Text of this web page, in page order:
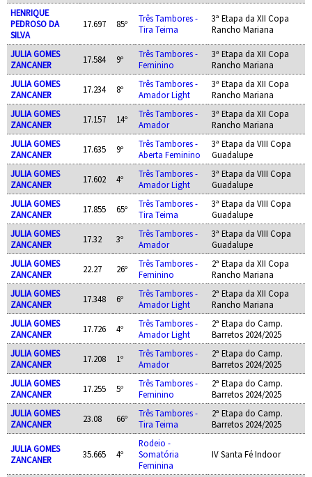
HENRIQUE
PEDROSO DA
SILVA
17.697 85º
Três Tambores -
Tira Teima
3ª Etapa da XII Copa
Rancho Mariana
JULIA GOMES
ZANCANER
17.584 9º
Três Tambores -
Feminino
3ª Etapa da XII Copa
Rancho Mariana
JULIA GOMES
ZANCANER
17.234 8º
Três Tambores -
Amador Light
3ª Etapa da XII Copa
Rancho Mariana
JULIA GOMES
ZANCANER
17.157 14º
Três Tambores -
Amador
3ª Etapa da XII Copa
Rancho Mariana
JULIA GOMES
ZANCANER
17.635 9º
Três Tambores -
Aberta Feminino
3ª Etapa da VIII Copa
Guadalupe
JULIA GOMES
ZANCANER
17.602 4º
Três Tambores -
Amador Light
3ª Etapa da VIII Copa
Guadalupe
JULIA GOMES
ZANCANER
17.855 65º
Três Tambores -
Tira Teima
3ª Etapa da VIII Copa
Guadalupe
JULIA GOMES
ZANCANER
17.32 3º
Três Tambores -
Amador
3ª Etapa da VIII Copa
Guadalupe
JULIA GOMES
ZANCANER
22.27 26º
Três Tambores -
Feminino
2ª Etapa da XII Copa
Rancho Mariana
JULIA GOMES
ZANCANER
17.348 6º
Três Tambores -
Amador Light
2ª Etapa da XII Copa
Rancho Mariana
JULIA GOMES
ZANCANER
17.726 4º
Três Tambores -
Amador Light
2ª Etapa do Camp.
Barretos 2024/2025
JULIA GOMES
ZANCANER
17.208 1º
Três Tambores -
Amador
2ª Etapa do Camp.
Barretos 2024/2025
JULIA GOMES
ZANCANER
17.255 5º
Três Tambores -
Feminino
2ª Etapa do Camp.
Barretos 2024/2025
JULIA GOMES
ZANCANER
23.08 66º
Três Tambores -
Tira Teima
2ª Etapa do Camp.
Barretos 2024/2025
JULIA GOMES
ZANCANER
35.665 4º
Rodeio -
Somatória
Feminina
IV Santa Fé Indoor